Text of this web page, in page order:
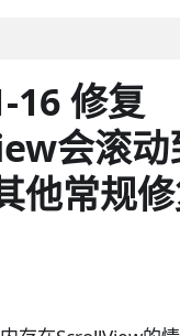
16 修复
会滚动
他常规